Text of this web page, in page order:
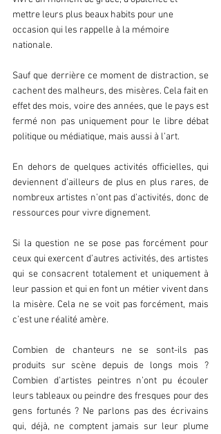
mettre leurs plus beaux habits pour une
occasion qui les rappelle à la mémoire
nationale.
Sauf que derrière ce moment de distraction, se
cachent des malheurs, des misères. Cela fait en
effet des mois, voire des années, que le pays est
fermé non pas uniquement pour le libre débat
politique ou médiatique, mais aussi à l’art.
En dehors de quelques activités officielles, qui
deviennent d’ailleurs de plus en plus rares, de
nombreux artistes n’ont pas d’activités, donc de
ressources pour vivre dignement.
Si la question ne se pose pas forcément pour
ceux qui exercent d’autres activités, des artistes
qui se consacrent totalement et uniquement à
leur passion et qui en font un métier vivent dans
la misère. Cela ne se voit pas forcément, mais
c’est une réalité amère.
Combien de chanteurs ne se sont-ils pas
produits sur scène depuis de longs mois ?
Combien d’artistes peintres n’ont pu écouler
leurs tableaux ou peindre des fresques pour des
gens fortunés ? Ne parlons pas des écrivains
qui, déjà, ne comptent jamais sur leur plume